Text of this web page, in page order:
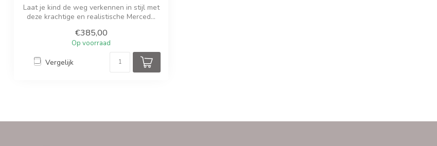
Laat je kind de weg verkennen in stijl met
deze krachtige en realistische Merced...
€385,00
Op voorraad
Vergelijk